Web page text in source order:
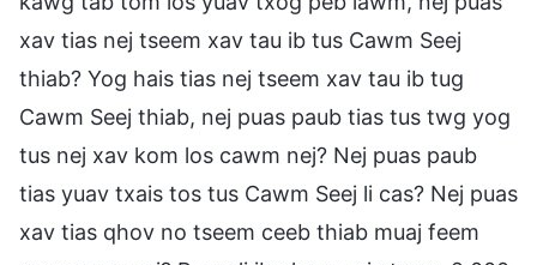
xav tias nej tseem xav tau ib tus Cawm Seej
thiab? Yog hais tias nej tseem xav tau ib tug
Cawm Seej thiab, nej puas paub tias tus twg yog
tus nej xav kom los cawm nej? Nej puas paub
tias yuav txais tos tus Cawm Seej li cas? Nej puas
xav tias qhov no tseem ceeb thiab muaj feem